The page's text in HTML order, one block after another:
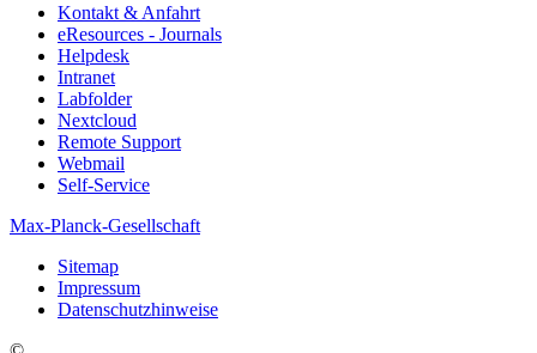
Kontakt & Anfahrt
eResources - Journals
Helpdesk
Intranet
Labfolder
Nextcloud
Remote Support
Webmail
Self-Service
Max-Planck-Gesellschaft
Sitemap
Impressum
Datenschutzhinweise